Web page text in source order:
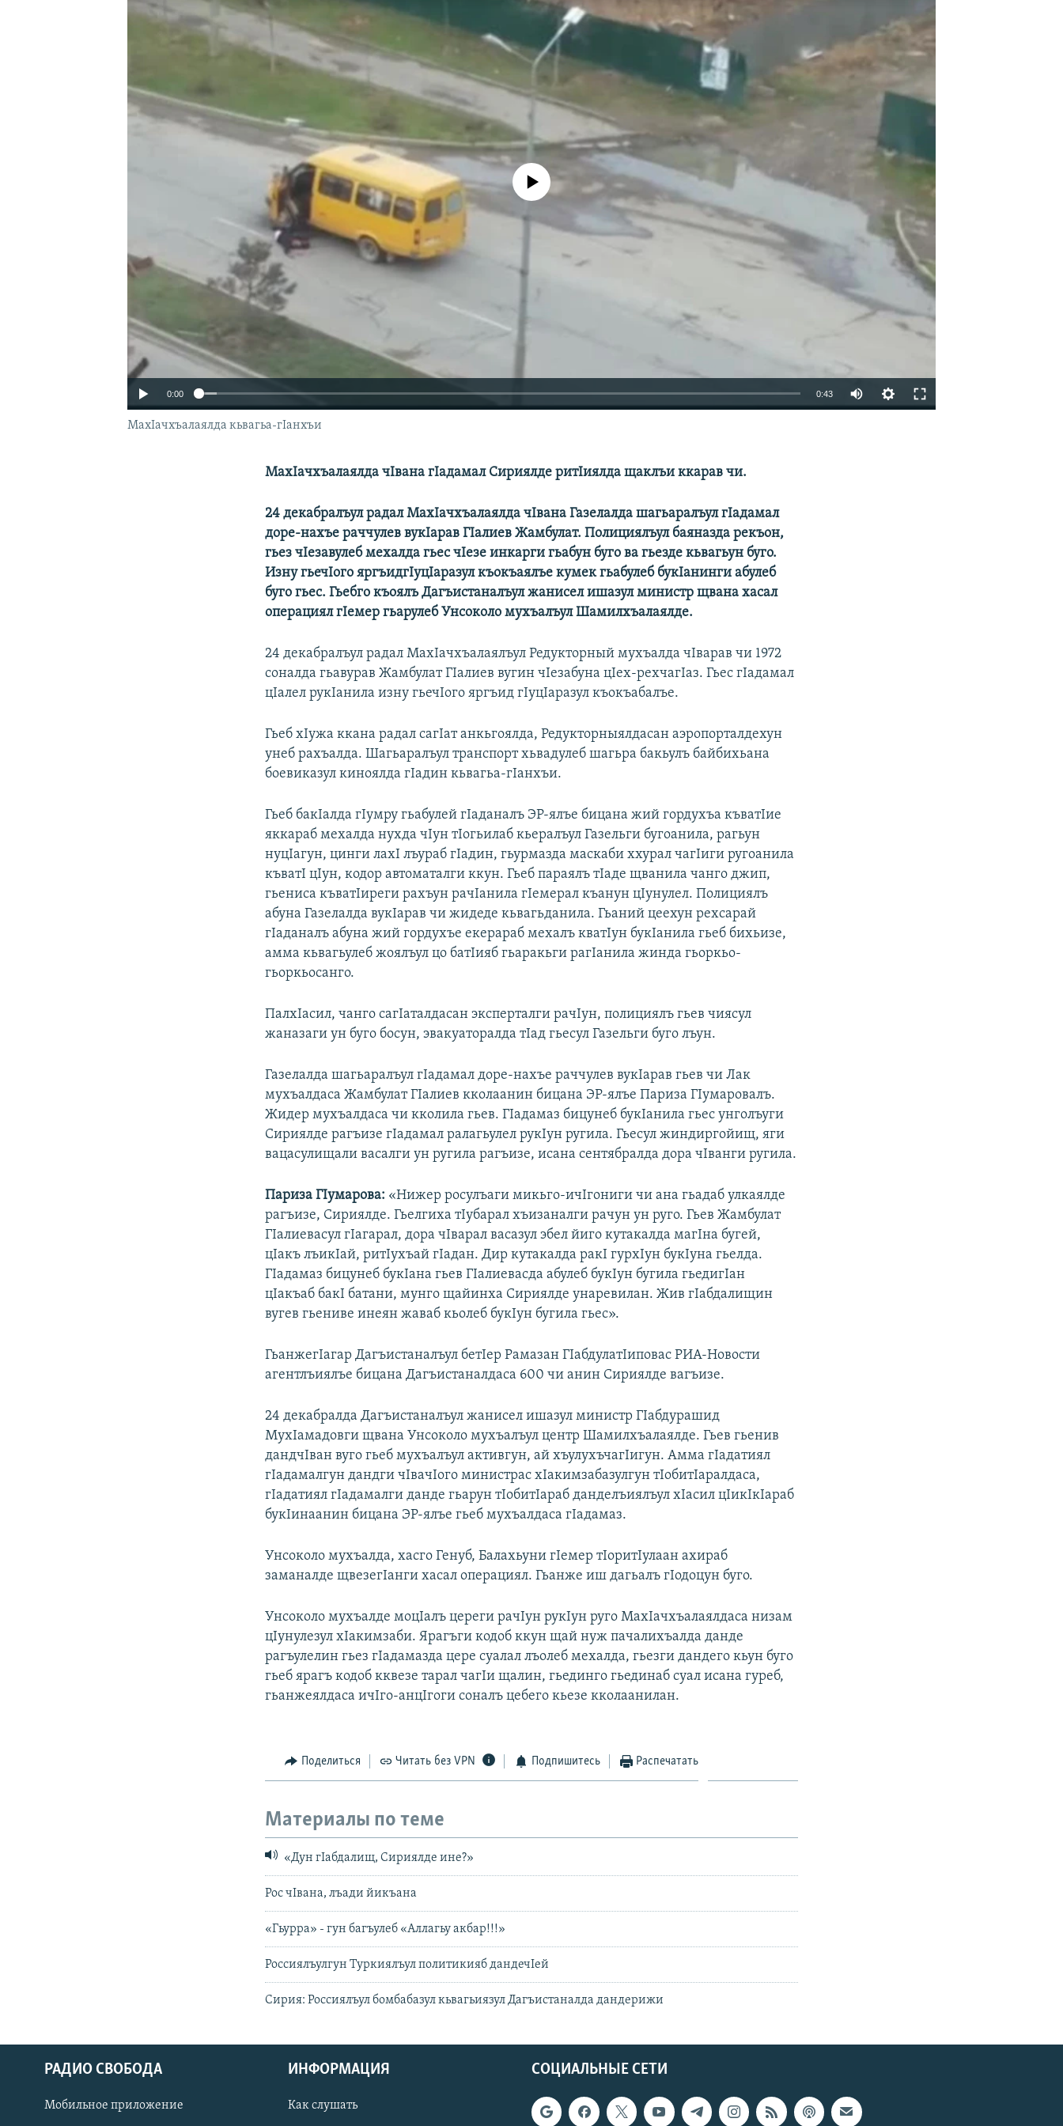
ПОДПИШИТЕСЬ НА РАССЫЛКУ
СОЦИАЛЬНЫЕ СЕТИ
No media source currently available
0:00 0:43
МахIачхъалаялда кьвагьа-гIанхъи
МахIачхъалаялда чIвана гIадамал Сириялде ритIиялда щаклъи ккарав чи.
24 декабралъул радал МахIачхъалаялда чIвана Газелалда шагьаралъул гIадамал
доре-нахъе раччулев вукIарав ГIалиев Жамбулат. Полициялъул баяназда рекъон,
гьез чIезавулеб мехалда гьес чIезе инкарги гьабун буго ва гьезде кьвагьун буго.
Изну гьечIого яргъидгIуцIаразул къокъаялъе кумек гьабулеб букIанинги абулеб
буго гьес. Гьебго къоялъ Дагъистаналъул жанисел ишазул министр щвана хасал
операциял гIемер гьарулеб Унсоколо мухъалъул Шамилхъалаялде.
24 декабралъул радал МахIачхъалаялъул Редукторный мухъалда чIварав чи 1972
соналда гьавурав Жамбулат ГIалиев вугин чIезабуна цIех-рехчагIаз. Гьес гIадамал
цIалел рукIанила изну гьечIого яргъид гIуцIаразул къокъабалъе.
Гьеб хIужа ккана радал сагIат анкьгоялда, Редукторныялдасан аэропорталдехун
унеб рахъалда. Шагьаралъул транспорт хьвадулеб шагьра бакьулъ байбихьана
боевиказул киноялда гIадин кьвагьа-гIанхъи.
Гьеб бакIалда гIумру гьабулей гIаданалъ ЭР-ялъе бицана жий гордухъа къватIие
яккараб мехалда нухда чIун тIогьилаб кьералъул Газельги бугоанила, рагьун
нуцIагун, цинги лахI лъураб гIадин, гьурмазда маскаби ххурал чагIиги ругоанила
къватI цIун, кодор автоматалги ккун. Гьеб параялъ тIаде щванила чанго джип,
гьениса къватIиреги рахъун рачIанила гIемерал къанун цIунулел. Полициялъ
абуна Газелалда вукIарав чи жидеде кьвагьданила. Гьаний цеехун рехсарай
гIаданалъ абуна жий гордухъе екерараб мехалъ кватIун букIанила гьеб бихьизе,
амма кьвагьулеб жоялъул цо батIияб гьаракьги рагIанила жинда гьоркьо-
гьоркьосанго.
ПалхIасил, чанго сагIаталдасан эксперталги рачIун, полициялъ гьев чиясул
жаназаги ун буго босун, эвакуаторалда тIад гьесул Газельги буго лъун.
Газелалда шагьаралъул гIадамал доре-нахъе раччулев вукIарав гьев чи Лак
мухъалдаса Жамбулат ГIалиев кколаанин бицана ЭР-ялъе Париза ГIумаровалъ.
Жидер мухъалдаса чи кколила гьев. ГIадамаз бицунеб букIанила гьес унголъуги
Сириялде рагъизе гIадамал ралагьулел рукIун ругила. Гьесул жиндиргойищ, яги
вацасулищали васалги ун ругила рагъизе, исана сентябралда дора чIванги ругила.
Париза ГIумарова: «Нижер росулъаги микьго-ичIгониги чи ана гьадаб улкаялде
рагъизе, Сириялде. Гьелгиха тIубарал хъизаналги рачун ун руго. Гьев Жамбулат
ГIалиевасул гIагарал, дора чIварал васазул эбел йиго кутакалда магIна бугей,
цIакъ лъикIай, ритIухъай гIадан. Дир кутакалда ракI гурхIун букIуна гьелда.
ГIадамаз бицунеб букIана гьев ГIалиевасда абулеб букIун бугила гьедигIан
цIакъаб бакI батани, мунго щайинха Сириялде унаревилан. Жив гIабдалищин
вугев гьениве инеян жаваб кьолеб букIун бугила гьес».
ГьанжегIагар Дагъистаналъул бетIер Рамазан ГIабдулатIиповас РИА-Новости
агентлъиялъе бицана Дагъистаналдаса 600 чи анин Сириялде вагъизе.
24 декабралда Дагъистаналъул жанисел ишазул министр ГIабдурашид
МухIамадовги щвана Унсоколо мухъалъул центр Шамилхъалаялде. Гьев гьенив
дандчIван вуго гьеб мухъалъул активгун, ай хъулухъчагIигун. Амма гIадатиял
гIадамалгун дандги чIвачIого министрас хIакимзабазулгун тIобитIаралдаса,
гIадатиял гIадамалги данде гьарун тIобитIараб данделъиялъул хIасил цIикIкIараб
букIинаанин бицана ЭР-ялъе гьеб мухъалдаса гIадамаз.
Унсоколо мухъалда, хасго Генуб, Балахьуни гIемер тIоритIулаан ахираб
заманалде щвезегIанги хасал операциял. Гьанже иш дагьалъ гIодоцун буго.
Унсоколо мухъалде моцIалъ цереги рачIун рукIун руго МахIачхъалаялдаса низам
цIунулезул хIакимзаби. Ярагъги кодоб ккун щай нуж пачалихъалда данде
рагъулелин гьез гIадамазда цере суалал лъолеб мехалда, гьезги дандего кьун буго
гьеб ярагъ кодоб кквезе тарал чагIи щалин, гьединго гьединаб суал исана гуреб,
гьанжеялдаса ичIго-анцIгоги соналъ цебего кьезе кколаанилан.
Поделиться Читать без VPN Подпишитесь Распечатать
Материалы по теме
«Дун гIабдалищ, Сириялде ине?»
Рос чIвана, лъади йикъана
«Гьурра» - гун багъулеб «Аллагьу акбар!!!»
Россиялъулгун Туркиялъул политикияб дандечIей
Сирия: Россиялъул бомбабазул кьвагьиязул Дагъистаналда дандерижи
СОЦИАЛЬНЫЕ СЕТИ
РАДИО СВОБОДА
Мобильное приложение
ИНФОРМАЦИЯ
Как слушать